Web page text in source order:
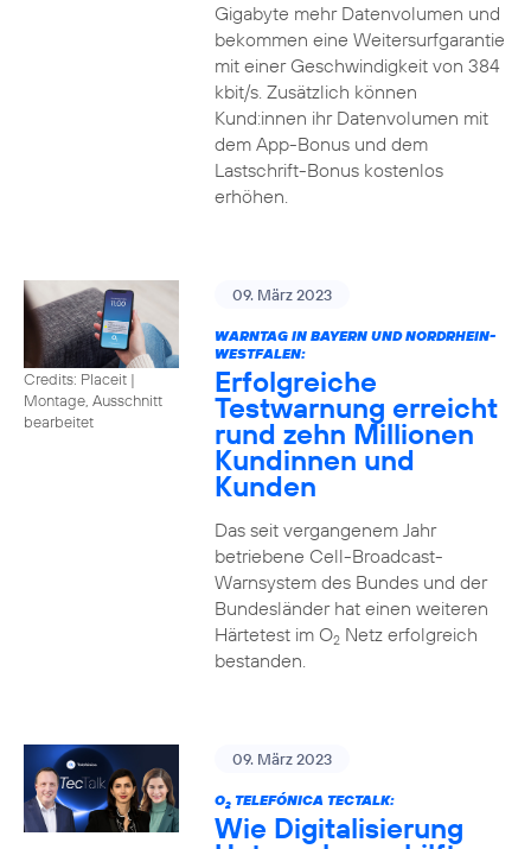
Gigabyte mehr Datenvolumen und
bekommen eine Weitersurfgarantie
mit einer Geschwindigkeit von 384
kbit/s. Zusätzlich können
Kund:innen ihr Datenvolumen mit
dem App-Bonus und dem
Lastschrift-Bonus kostenlos
erhöhen.
Credits: Placeit |
Montage, Ausschnitt
bearbeitet
09. März 2023
WARNTAG IN BAYERN UND NORDRHEIN-
WESTFALEN:
Erfolgreiche
Testwarnung erreicht
rund zehn Millionen
Kundinnen und
Kunden
Das seit vergangenem Jahr
betriebene Cell-Broadcast-
Warnsystem des Bundes und der
Bundesländer hat einen weiteren
Härtetest im O2Netz erfolgreich
bestanden.
09. März 2023
O2TELEFÓNICA TECTALK:
Wie Digitalisierung